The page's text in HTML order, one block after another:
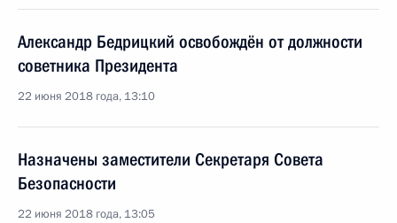
Александр Бедрицкий освобождён от должности
советника Президента
22 июня 2018 года, 13:10
Назначены заместители Секретаря Совета
Безопасности
22 июня 2018 года, 13:05